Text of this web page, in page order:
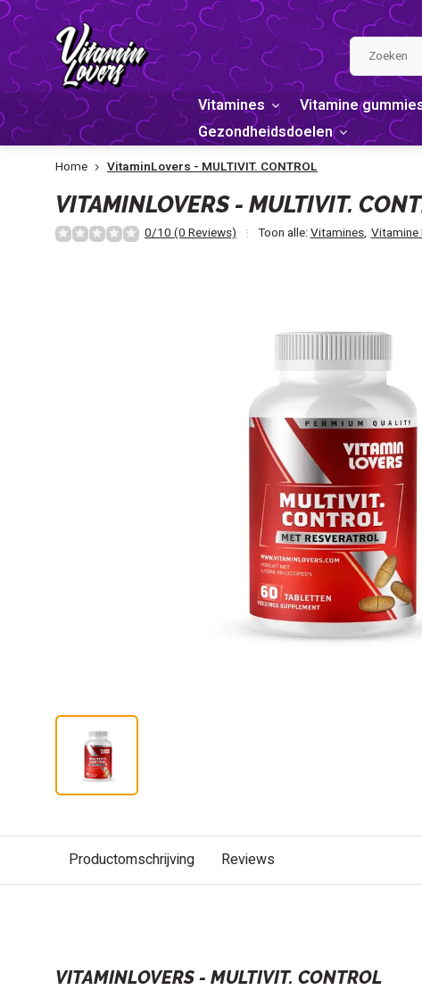
Vitamines Vitamine
Gezondheidsdoelen
Home VitaminLovers - MULTIVIT. CONTROL
VITAMINLOVERS - MULTIVIT.
0/10 (0 Reviews) Toon alle:Vitamines, Vitamine
Productomschrijving Reviews
VITAMINLOVERS - MULTIVIT. CONTROL